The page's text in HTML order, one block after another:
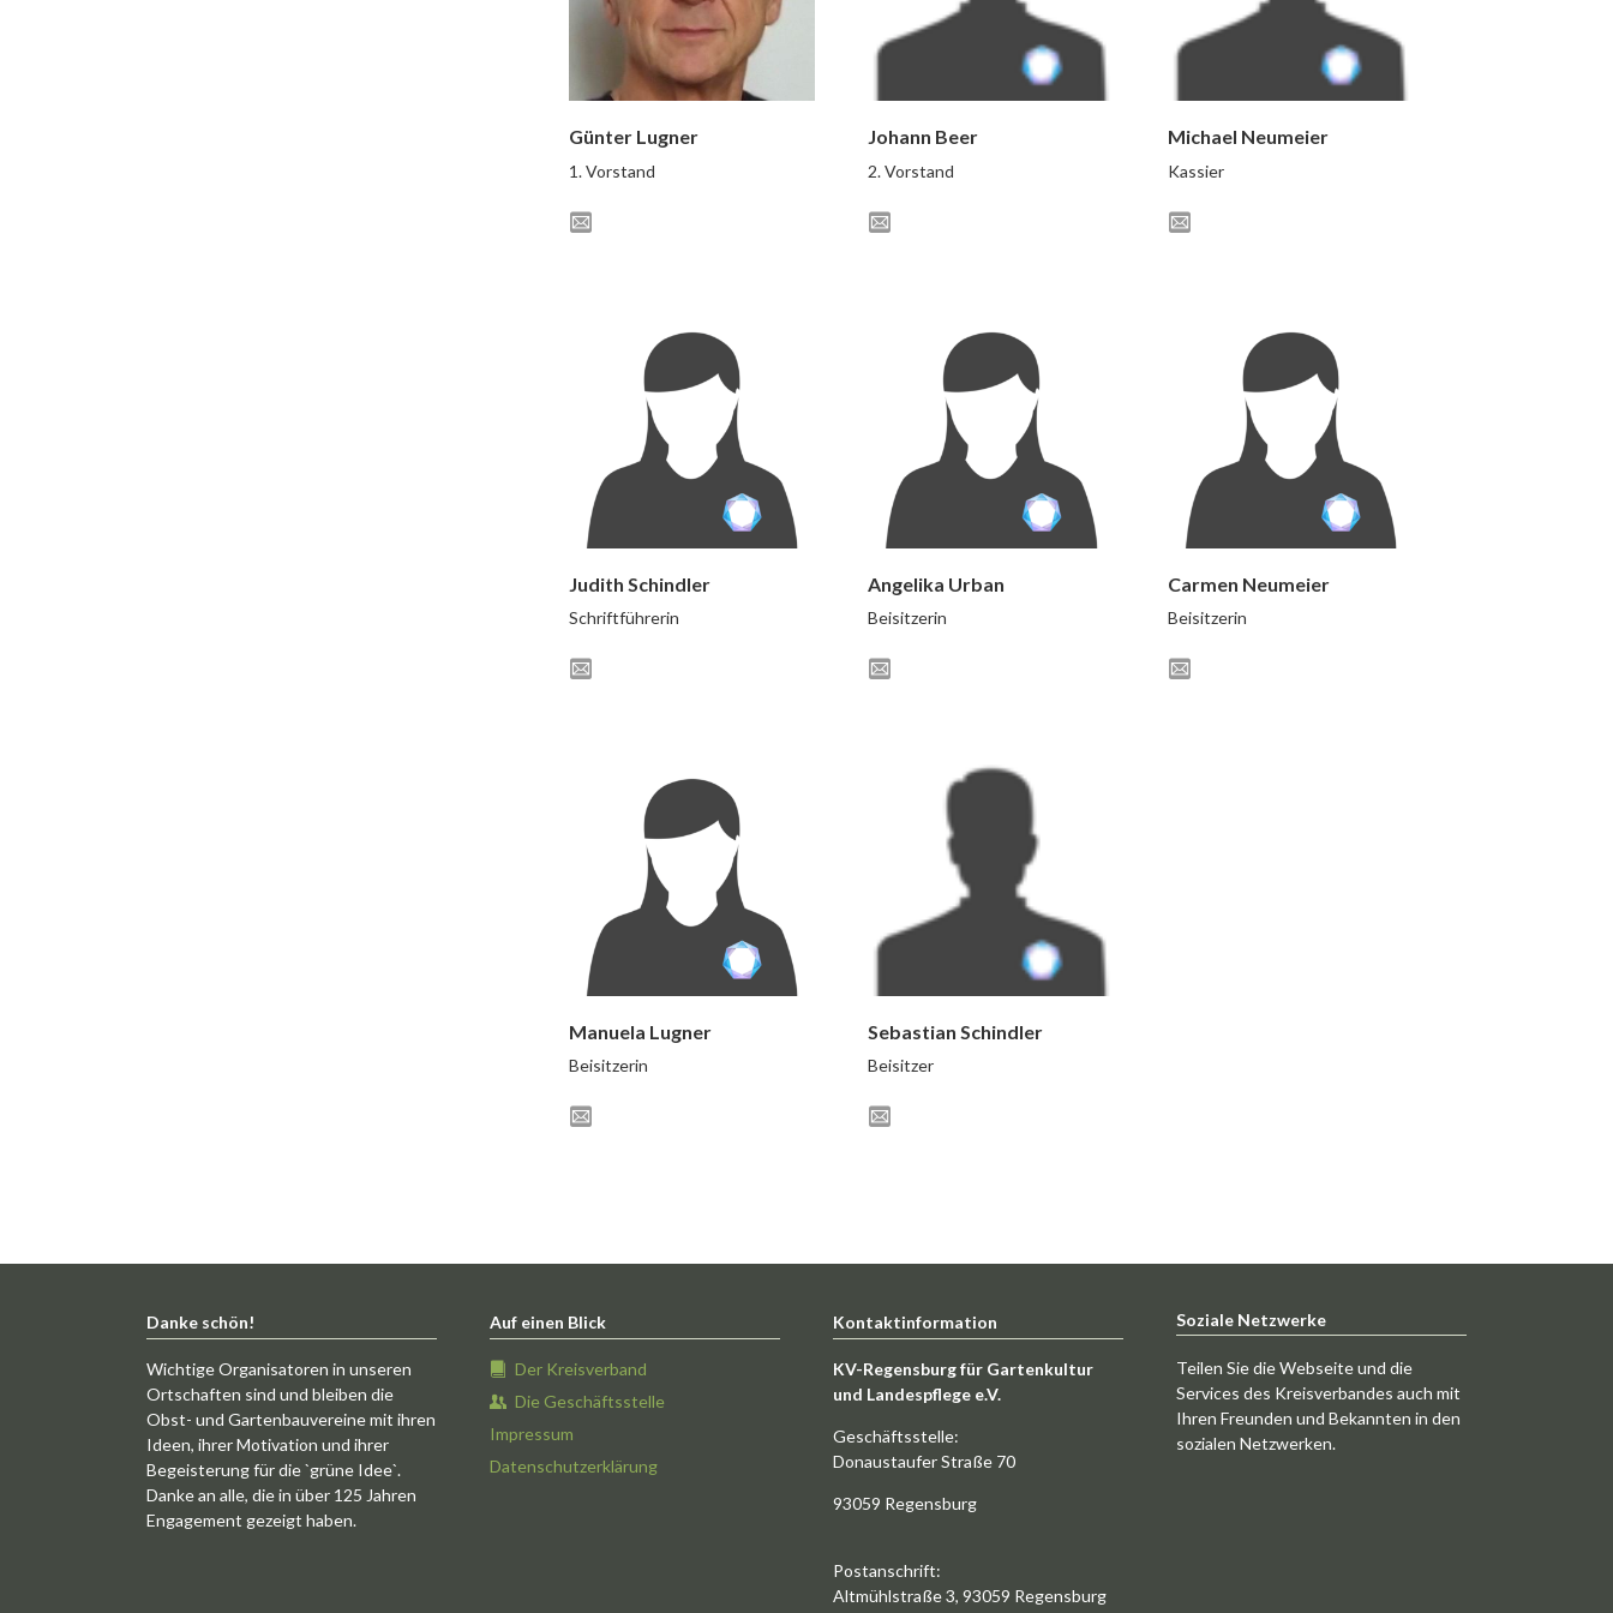
Günter Lugner
1. Vorstand
Johann Beer
2. Vorstand
Michael Neumeier
Kassier
Judith Schindler
Schriftführerin
Angelika Urban
Beisitzerin
Carmen Neumeier
Beisitzerin
Manuela Lugner
Beisitzerin
Sebastian Schindler
Beisitzer
Danke schön!
Wichtige Organisatoren in unseren
Ortschaften sind und bleiben die
Obst- und Gartenbauvereine mit ihren
Ideen, ihrer Motivation und ihrer
Begeisterung für die `grüne Idee`.
Danke an alle, die in über 125 Jahren
Engagement gezeigt haben.
Auf einen Blick
Der Kreisverband
Die Geschäftsstelle
Impressum
Datenschutzerklärung
Kontaktinformation
KV-Regensburg für Gartenkultur
und Landespflege e.V.
Geschäftsstelle:
Donaustaufer Straße 70
93059 Regensburg
Postanschrift:
Altmühlstraße 3, 93059 Regensburg
Soziale Netzwerke
Teilen Sie die Webseite und die
Services des Kreisverbandes auch mit
Ihren Freunden und Bekannten in den
sozialen Netzwerken.